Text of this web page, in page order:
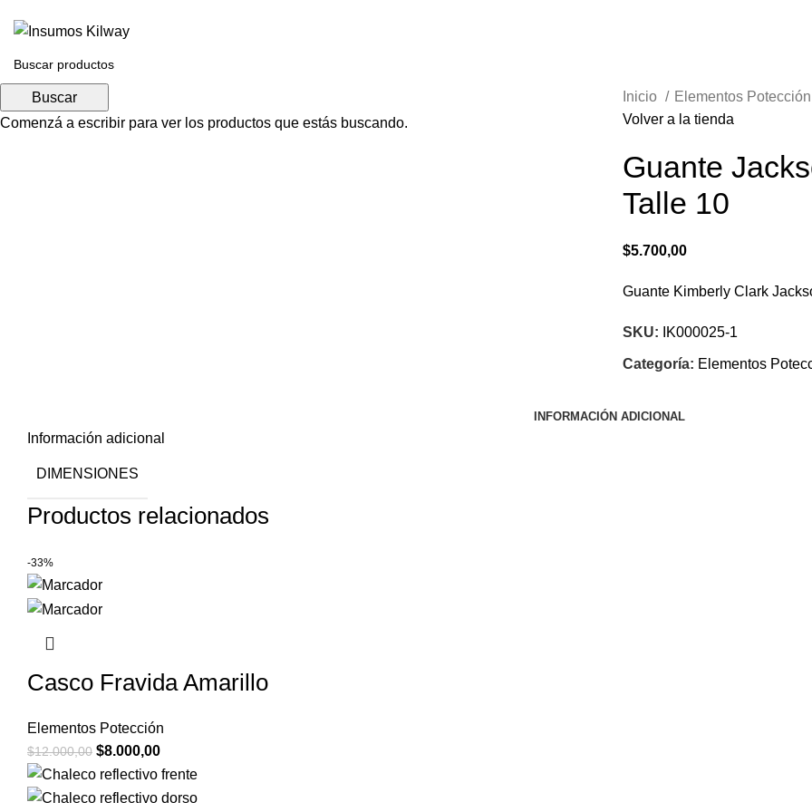
Inicio Elementos Potección
Volver a la tienda
Guante
Talle 10
$5.700,00
Guante Kimberly Clark
SKU: IK000025-1
Categoría: Elementos
INFORMACIÓN ADICIONAL
Información adicional
DIMENSIONES
Productos relacionados
-33%
Casco Fravida Amarillo
Elementos Potección
$12.000,00 $8.000,00
Buscar
Comenzá a escribir para ver los productos que estás buscando.